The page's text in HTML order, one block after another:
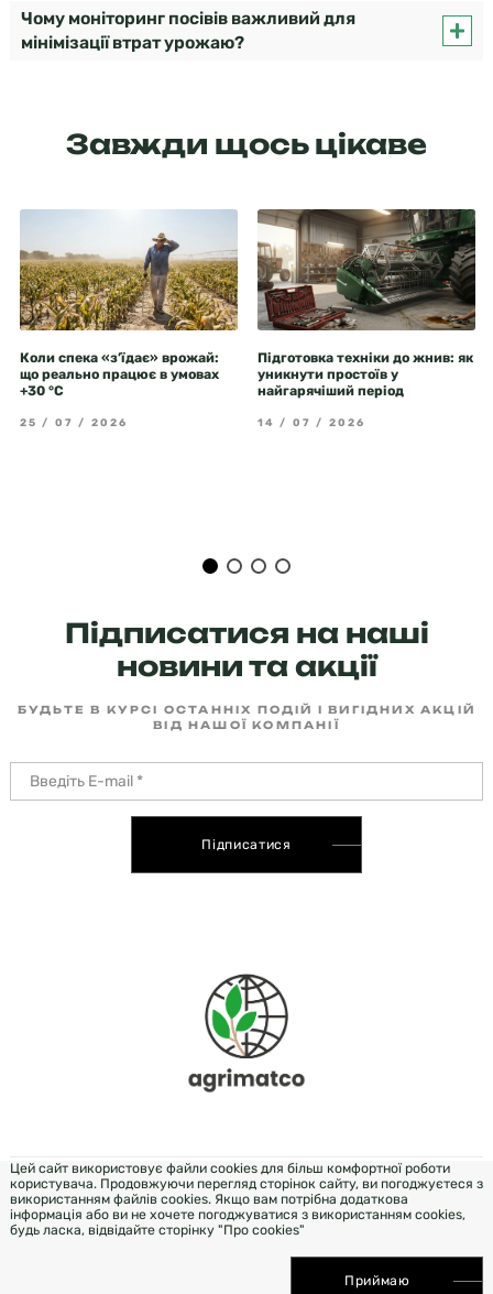
Чому моніторинг посівів важливий для
мінімізації втрат урожаю?
Завжди щось цікаве
Коли спека «з’їдає» врожай:
що реально працює в умовах
+30 °C
25 / 07 / 2026
Підготовка техніки до жнив: як
уникнути простоїв у
найгарячіший період
14 / 07 / 2026
Підписатися на наші
новини та акції
БУДЬТЕ В КУРСІ ОСТАННІХ ПОДІЙ І ВИГІДНИХ АКЦІЙ
ВІД НАШОЇ КОМПАНІЇ
Підписатися
DEVELOPMENT & DESIGN - WEZOM
Цей сайт використовує файли cookies для більш комфортної роботи
користувача. Продовжуючи перегляд сторінок сайту, ви погоджуєтеся з
використанням файлів cookies. Якщо вам потрібна додаткова
інформація або ви не хочете погоджуватися з використанням cookies,
будь ласка, відвідайте сторінку "Про cookies"
Приймаю